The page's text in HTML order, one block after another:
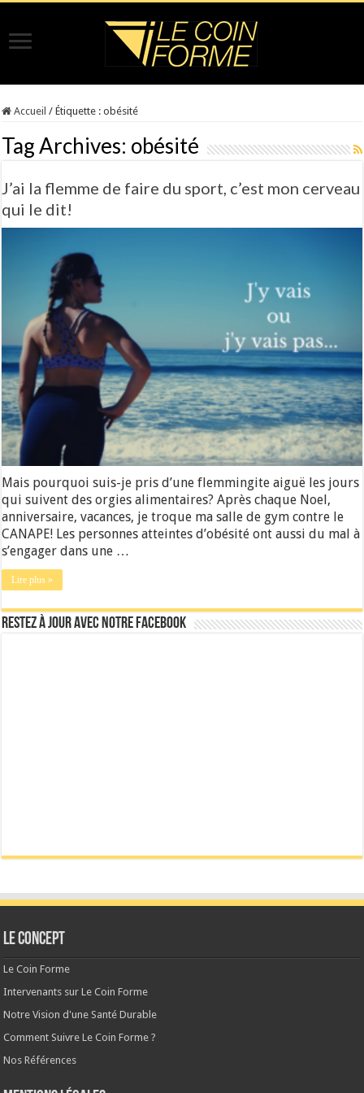
Accueil / Étiquette :obésité
Tag Archives: obésité
J’ai la flemme de faire du sport, c’est mon cerveau
qui le dit!
Mais pourquoi suis-je pris d’une flemmingite aiguë les jours
qui suivent des orgies alimentaires? Après chaque Noel,
anniversaire, vacances, je troque ma salle de gym contre le
CANAPE! Les personnes atteintes d’obésité ont aussi du mal à
s’engager dans une …
Lire plus »
Restez à jour avec notre Facebook
Le CONCEPT
Le Coin Forme
Intervenants sur Le Coin Forme
Notre Vision d'une Santé Durable
Comment Suivre Le Coin Forme ?
Nos Références